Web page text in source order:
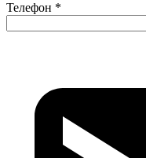
Телефон *